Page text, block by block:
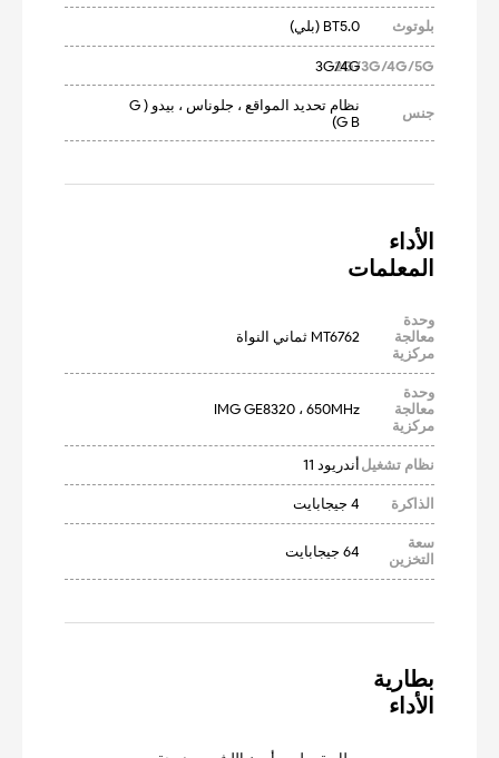
بلوتوث BT5.0 (بلي)
2G/3G/4G/5G
3G/4G
جنس
نظام تحديد المواقع ، جلوناس ، بيدو (G
G B)
المعلمات
وحدة
معالجة
مركزية
MT6762 ثماني النواة
وحدة
معالجة
مركزية
IMG GE8320 ، 650MHz
نظام تشغيل أندريود 11
الذاكرة 4 جيجابايت
سعة
التخزين
64 جيجابايت
الأداء